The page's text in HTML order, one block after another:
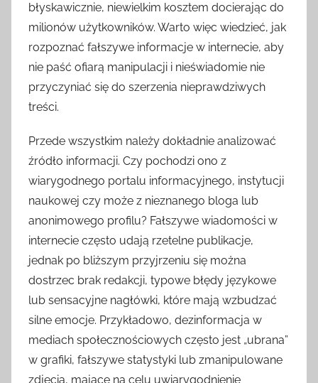
błyskawicznie, niewielkim kosztem docierając do
milionów użytkowników. Warto więc wiedzieć, jak
rozpoznać fałszywe informacje w internecie, aby
nie paść ofiarą manipulacji i nieświadomie nie
przyczyniać się do szerzenia nieprawdziwych
treści.
Przede wszystkim należy dokładnie analizować
źródło informacji. Czy pochodzi ono z
wiarygodnego portalu informacyjnego, instytucji
naukowej czy może z nieznanego bloga lub
anonimowego profilu? Fałszywe wiadomości w
internecie często udają rzetelne publikacje,
jednak po bliższym przyjrzeniu się można
dostrzec brak redakcji, typowe błędy językowe
lub sensacyjne nagłówki, które mają wzbudzać
silne emocje. Przykładowo, dezinformacja w
mediach społecznościowych często jest „ubrana”
w grafiki, fałszywe statystyki lub zmanipulowane
zdjęcia, mające na celu uwiarygodnienie